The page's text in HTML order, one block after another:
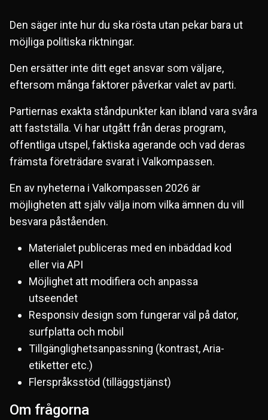
Den säger inte hur du ska rösta utan pekar bara ut
möjliga politiska riktningar.
Den ersätter inte ditt eget ansvar som väljare,
eftersom många faktorer påverkar valet av parti.
Partiernas exakta ståndpunkter kan ibland vara svåra
att fastställa. Vi har utgått från deras program,
offentliga utspel, faktiska agerande och vad deras
främsta företrädare svarat i Valkompassen.
En av nyheterna i Valkompassen 2026 är
möjligheten att själv välja inom vilka ämnen du vill
besvara påståenden.
Materialet publiceras med en inbäddad kod
eller via API
Möjlighet att modifiera och anpassa
utseendet
Responsiv design som fungerar väl på dator,
surfplatta och mobil
Tillgänglighetsanpassning (kontrast, Aria-
etiketter etc.)
Flerspråksstöd (tilläggstjänst)
Om frågorna